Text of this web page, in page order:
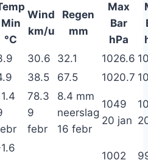
Min
°C
Wind
km/u
Regen
mm
Max
Bar
hPa
30.6 32.1 1026.6
38.5 67.5 1020.7
78.3
9
febr
8.4 mm
neerslag
16 febr
1049
20 jan
1002